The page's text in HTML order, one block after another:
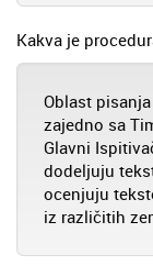
Kakva je
Oblast
zajedno sa
Glavni
dodeljuju
ocenjuju
iz različitih